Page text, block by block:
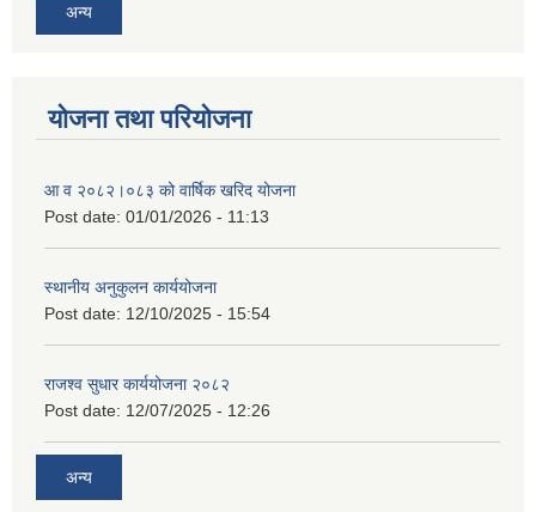
अन्य
योजना तथा परियोजना
आ व २०८२।०८३ को वार्षिक खरिद योजना
Post date: 01/01/2026 - 11:13
स्थानीय अनुकुलन कार्ययोजना
Post date: 12/10/2025 - 15:54
राजश्व सुधार कार्ययोजना २०८२
Post date: 12/07/2025 - 12:26
अन्य